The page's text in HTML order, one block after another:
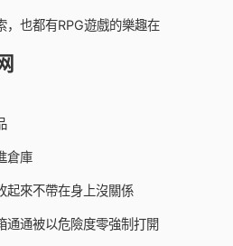
，也都有RPG遊戲的樂趣在
倉庫
起來不帶在身上沒關係
通通被以危險度零強制打開